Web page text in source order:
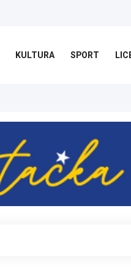
KULTURA SPORT